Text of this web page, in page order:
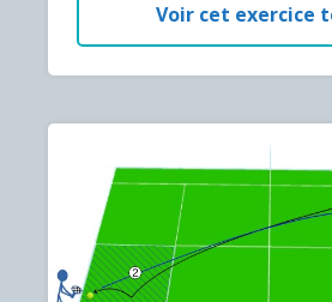
Voir cet exercice